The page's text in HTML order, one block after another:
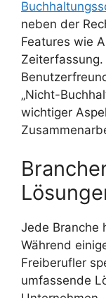
neben der
Features wie
„Nicht-
wichtiger
Jede Branche
Während
Freiberufler
umfassende